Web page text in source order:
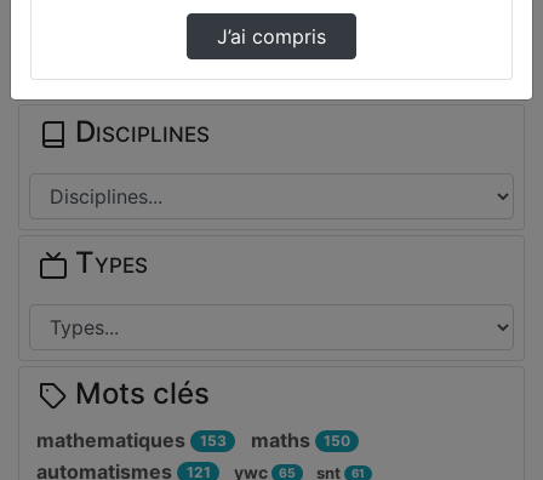
Il n'y a pas de note disponible pour vous pour cette vidéo.
Connectez-vous pour en créer une nouvelle.
Disciplines
Types
Mots clés
mathematiques 153 maths 150
automatismes 121 ywc 65 snt 61
J’ai compris